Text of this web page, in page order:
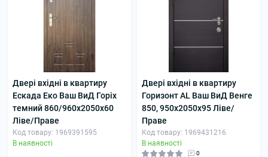
Двері вхідні в квартиру
Ескада Еко Ваш ВиД Горіх
темний 860/960х2050х60
Ліве/Праве
Код товару: 1969391595
В наявності
Двері вхідні в квартиру
Горизонт АL Ваш ВиД Венге
850, 950х2050х95 Ліве/
Праве
Код товару: 1969431216
В наявності
0